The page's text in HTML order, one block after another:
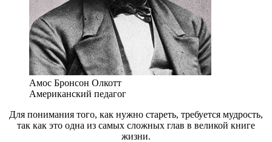
Амос Бронсон Олкотт
Американский педагог
Для понимания того, как нужно стареть, требуется мудрость,
так как это одна из самых сложных глав в великой книге
жизни.